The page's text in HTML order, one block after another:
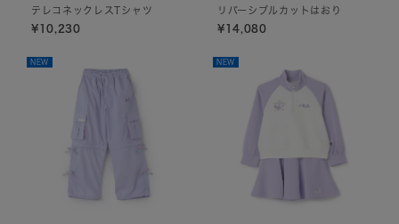
テレコネックレスTシャツ
¥10,230
リバーシブルカットはおり
¥14,080
NEW NEW